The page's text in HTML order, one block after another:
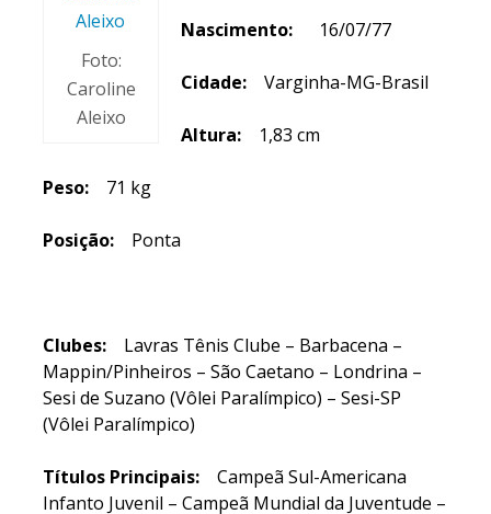
Foto:
Caroline
Aleixo
Nascimento: 16/07/77
Cidade: Varginha-MG-Brasil
Altura: 1,83 cm
Peso: 71 kg
Posição: Ponta
Clubes: Lavras Tênis Clube – Barbacena –
Mappin/Pinheiros – São Caetano – Londrina –
Sesi de Suzano (Vôlei Paralímpico) – Sesi-SP
(Vôlei Paralímpico)
Títulos Principais: Campeã Sul-Americana
Infanto Juvenil – Campeã Mundial da Juventude –